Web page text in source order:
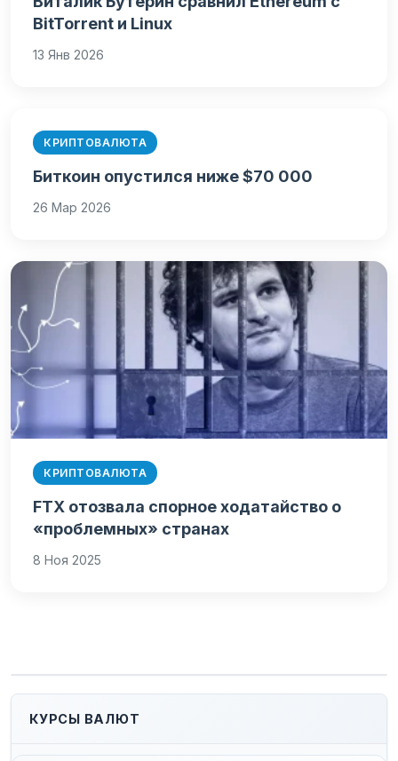
BitTorrent и Linux
13 Янв 2026
КРИПТОВАЛЮТА
Биткоин опустился ниже $70 000
26 Мар 2026
КРИПТОВАЛЮТА
FTX отозвала спорное ходатайство о
«проблемных» странах
8 Ноя 2025
КУРСЫ ВАЛЮТ